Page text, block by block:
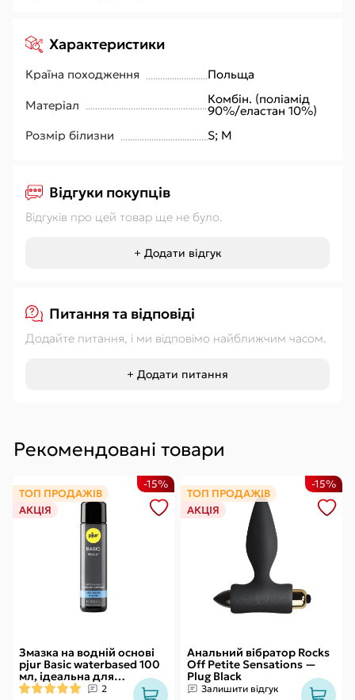
Характеристики
Країна походження Польща
Матеріал Комбін. (поліамід
90%/еластан 10%)
Розмір білизни
S; M
Відгуки покупців
Відгуків про цей товар ще не було.
+ Додати відгук
Питання та відповіді
Додайте питання, і ми відповімо найближчим часом.
+ Додати питання
Рекомендовані товари
ТОП ПРОДАЖІВ
АКЦІЯ
Змазка на водній основі
pjur Basic waterbased 100
мл, ідеальна для
новачків, найкраща ціна/
2
-15%
ТОП ПРОДАЖІВ
АКЦІЯ
Анальний вібратор Rocks
Off Petite Sensations —
Plug Black
Залишити відгук
-15%